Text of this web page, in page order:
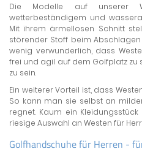
Die Modelle auf unserer
wetterbeständigem und
Mit ihrem ärmellosen Schnitt
störender Stoff beim
wenig verwunderlich, dass
frei und agil auf dem Golfplatz
zu sein.
Ein weiterer Vorteil ist, dass
So kann man sie selbst an
regnet. Kaum ein
riesige Auswahl an Westen für
Golfhandschuhe für Herren -